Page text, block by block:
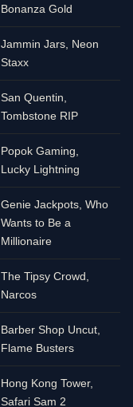
Bonanza Gold
Jammin Jars, Neon
Staxx
San Quentin,
Tombstone RIP
Popok Gaming,
Lucky Lightning
Genie Jackpots, Who
Wants to Be a
Millionaire
The Tipsy Crowd,
Narcos
Barber Shop Uncut,
Flame Busters
Hong Kong Tower,
Safari Sam 2